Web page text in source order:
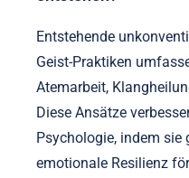
Funktion. Zum Beispiel
Stresshormone
emotionale
bietet eine
die eine
ermöglicht. Diese